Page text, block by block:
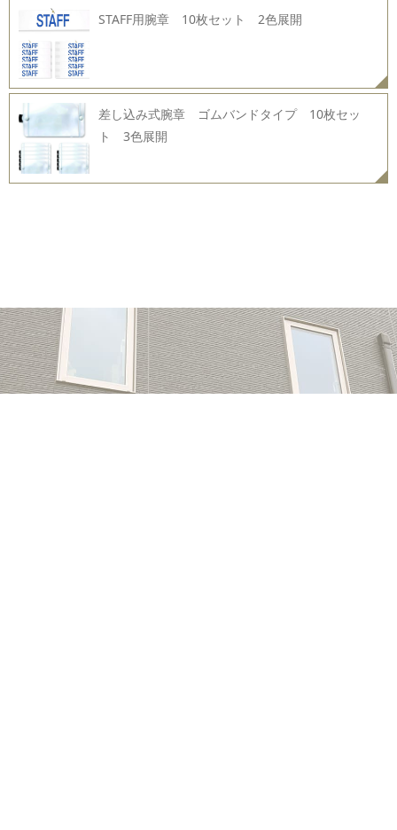
STAFF用腕章 10枚セット 2色展開
差し込み式腕章 ゴムバンドタイプ 10枚セッ
ト 3色展開